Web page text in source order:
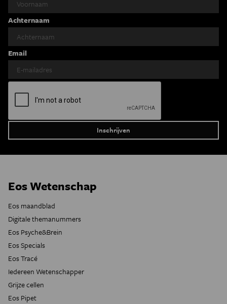
Achternaam
Email
Eos Wetenschap
Eos maandblad
Digitale themanummers
Eos Psyche&Brein
Eos Specials
Eos Tracé
Iedereen Wetenschapper
Grijze cellen
Eos Pipet